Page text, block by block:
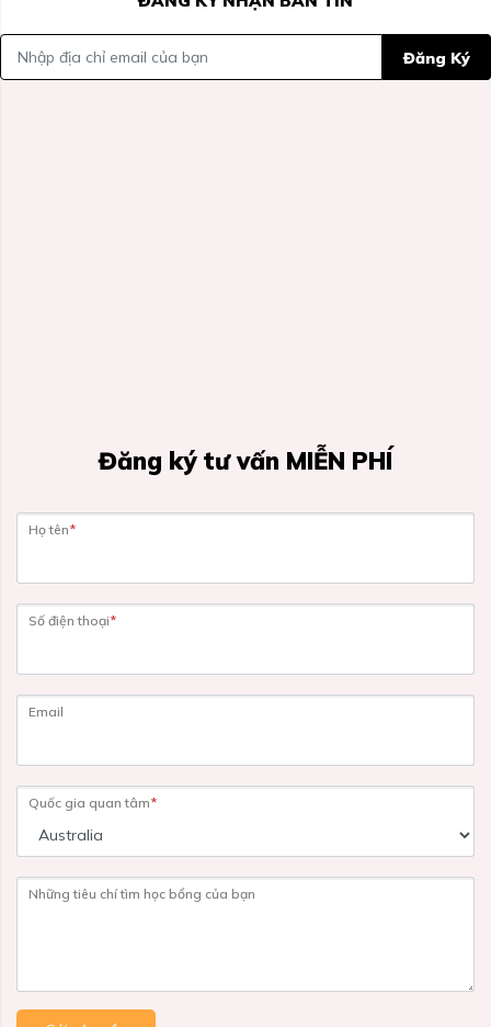
Đăng Ký
Đăng ký tư vấn MIỄN PHÍ
Họ tên*
Số điện thoại*
Email
Quốc gia quan tâm*
Những tiêu chí tìm học bổng của bạn